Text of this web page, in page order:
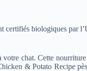
biologiques par
chat. Cette
& Potato Recipe